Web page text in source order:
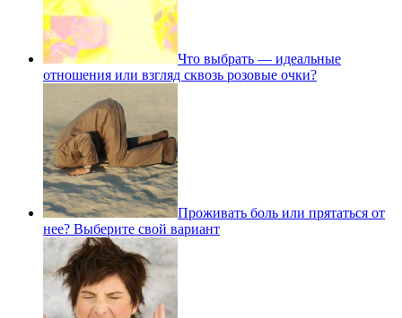
Что выбрать — идеальные
отношения или взгляд сквозь розовые очки?
Проживать боль или прятаться от
нее? Выберите свой вариант